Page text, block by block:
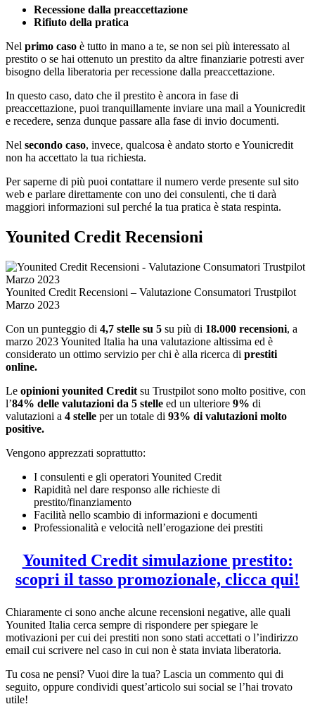
Recessione dalla preaccettazione
Rifiuto della pratica
Nel primo caso è tutto in mano a te, se non sei più interessato al
prestito o se hai ottenuto un prestito da altre finanziarie potresti aver
bisogno della liberatoria per recessione dalla preaccettazione.
In questo caso, dato che il prestito è ancora in fase di
preaccettazione, puoi tranquillamente inviare una mail a Younicredit
e recedere, senza dunque passare alla fase di invio documenti.
Nel secondo caso, invece, qualcosa è andato storto e Younicredit
non ha accettato la tua richiesta.
Per saperne di più puoi contattare il numero verde presente sul sito
web e parlare direttamente con uno dei consulenti, che ti darà
maggiori informazioni sul perché la tua pratica è stata respinta.
Younited Credit Recensioni
Younited Credit Recensioni – Valutazione Consumatori Trustpilot
Marzo 2023
Con un punteggio di 4,7 stelle su 5 su più di 18.000 recensioni, a
marzo 2023 Younited Italia ha una valutazione altissima ed è
considerato un ottimo servizio per chi è alla ricerca di prestiti
online.
Le opinioni younited Credit su Trustpilot sono molto positive, con
l’84% delle valutazioni da 5 stelle ed un ulteriore 9% di
valutazioni a 4 stelle per un totale di 93% di valutazioni molto
positive.
Vengono apprezzati soprattutto:
I consulenti e gli operatori Younited Credit
Rapidità nel dare responso alle richieste di
prestito/finanziamento
Facilità nello scambio di informazioni e documenti
Professionalità e velocità nell’erogazione dei prestiti
Younited Credit simulazione prestito:
scopri il tasso promozionale, clicca qui!
Chiaramente ci sono anche alcune recensioni negative, alle quali
Younited Italia cerca sempre di rispondere per spiegare le
motivazioni per cui dei prestiti non sono stati accettati o l’indirizzo
email cui scrivere nel caso in cui non è stata inviata liberatoria.
Tu cosa ne pensi? Vuoi dire la tua? Lascia un commento qui di
seguito, oppure condividi quest’articolo sui social se l’hai trovato
utile!